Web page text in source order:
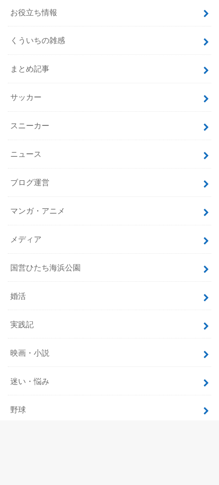
お役立ち情報
くういちの雑感
まとめ記事
サッカー
スニーカー
ニュース
ブログ運営
マンガ・アニメ
メディア
国営ひたち海浜公園
婚活
実践記
映画・小説
迷い・悩み
野球